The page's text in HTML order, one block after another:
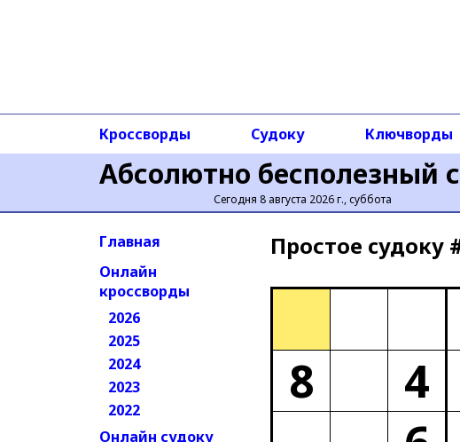
Абсолютно бесполезный
Сегодня 8 августа 2026 г., суббота
Кроссворды Судоку Ключворды
Главная
Онлайн
кроссворды
2026
2025
2024
2023
2022
Онлайн судоку
Простое cудоку
8
4